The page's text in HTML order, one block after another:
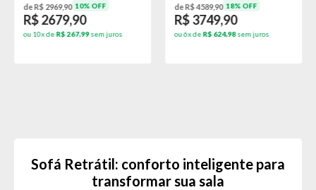
de R$ 2969,90 10% OFF
R$ 2679,90
ou 10x deR$ 267,99sem juros
de R$ 4589,90 18% OFF
R$ 3749,90
ou 6x deR$ 624,98sem juros
Sofá Retrátil: conforto inteligente para
transformar sua sala